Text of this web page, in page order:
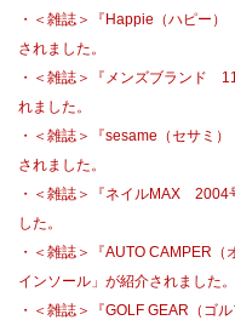
・＜雑誌＞『Happie（ハピー
されました。
・＜雑誌＞『メンズブランド
れました。
・＜雑誌＞『sesame（セサミ
されました。
・＜雑誌＞『ネイルMAX 2004
した。
・＜雑誌＞『AUTO CAMPER
インソール」が紹介されました。
・＜雑誌＞『GOLF GEAR（ゴ